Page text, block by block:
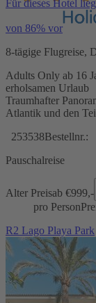
Für dieses Hotel
von 86% vor
8-tägige Flugreise,
Adults Only ab 16
erholsamen Urlaub
Traumhafter
Atlantik und den
253538Bestellnr.:
Pauschalreise
Alter Preisab €999,-
pro Person
R2 Lago Playa Park